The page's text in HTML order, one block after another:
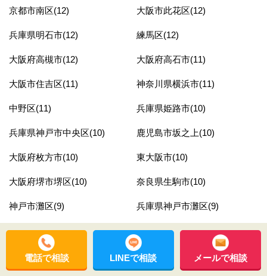
京都市南区(12) 大阪市此花区(12)
兵庫県明石市(12) 練馬区(12)
大阪府高槻市(12) 大阪府高石市(11)
大阪市住吉区(11) 神奈川県横浜市(11)
中野区(11) 兵庫県姫路市(10)
兵庫県神戸市中央区(10) 鹿児島市坂之上(10)
大阪府枚方市(10) 東大阪市(10)
大阪府堺市堺区(10) 奈良県生駒市(10)
神戸市灘区(9) 兵庫県神戸市灘区(9)
埼玉県蕨市(9) 兵庫県神戸市東灘区(9)
兵庫県神戸市西区(9) 大阪府泉大津市(9)
電話で相談 LINEで相談 メールで相談